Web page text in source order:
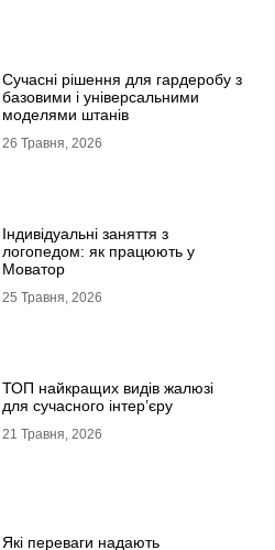
Сучасні рішення для гардеробу з
базовими і універсальними
моделями штанів
26 Травня, 2026
Індивідуальні заняття з
логопедом: як працюють у
Моватор
25 Травня, 2026
ТОП найкращих видів жалюзі
для сучасного інтер’єру
21 Травня, 2026
Які переваги надають